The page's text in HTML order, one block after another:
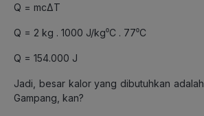
Q = mcΔT
Q = 2 kg . 1000 J/kg⁰C . 77⁰C
Q = 154.000 J
Jadi, besar kalor yang dibutuhkan
Gampang, kan?